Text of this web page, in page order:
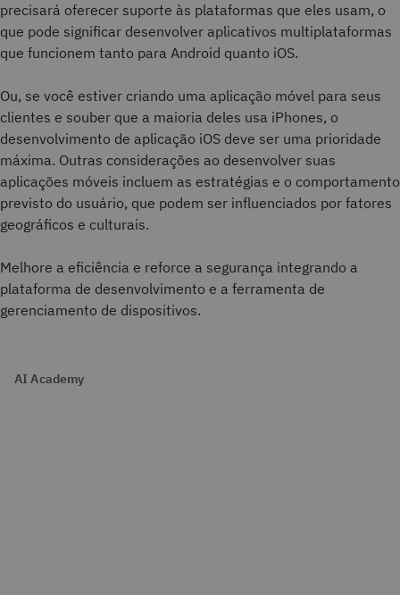
precisará oferecer suporte às plataformas que eles usam, o
que pode significar desenvolver aplicativos multiplataformas
que funcionem tanto para Android quanto iOS.
Ou, se você estiver criando uma aplicação móvel para seus
clientes e souber que a maioria deles usa iPhones, o
desenvolvimento de aplicação iOS deve ser uma prioridade
máxima. Outras considerações ao desenvolver suas
aplicações móveis incluem as estratégias e o comportamento
previsto do usuário, que podem ser influenciados por fatores
geográficos e culturais.
Melhore a eficiência e reforce a segurança integrando a
plataforma de desenvolvimento e a ferramenta de
gerenciamento de dispositivos.
AI Academy